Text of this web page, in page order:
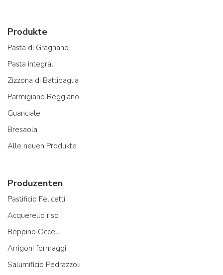
Produkte
Pasta di Gragnano
Pasta integral
Zizzona di Battipaglia
Parmigiano Reggiano
Guanciale
Bresaola
Alle neuen Produkte
Produzenten
Pastificio Felicetti
Acquerello riso
Beppino Occelli
Arrigoni formaggi
Salumificio Pedrazzoli